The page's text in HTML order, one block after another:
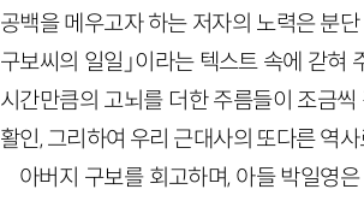
공백을 메우고자 하는 저자의 노력은 분
구보씨의 일일」이라는 텍스트 속에 갇
시간만큼의 고뇌를 더한 주름들이 조금
활인, 그리하여 우리 근대사의 또다른 역
아버지 구보를 회고하며, 아들 박일영